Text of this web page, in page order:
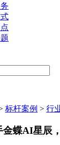
标杆案例 > 行
蝶AI星辰